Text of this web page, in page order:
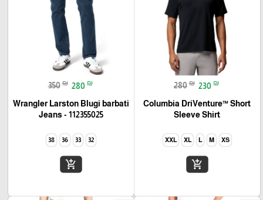
280 ₪ 230 ₪
Columbia DriVenture™ Short
Sleeve Shirt
XS
M
L
XL
XXL
add_shopping_cart
350 ₪ 280 ₪
Wrangler Larston Blugi barbati
Jeans - 112355025
32
33
36
38
add_shopping_cart